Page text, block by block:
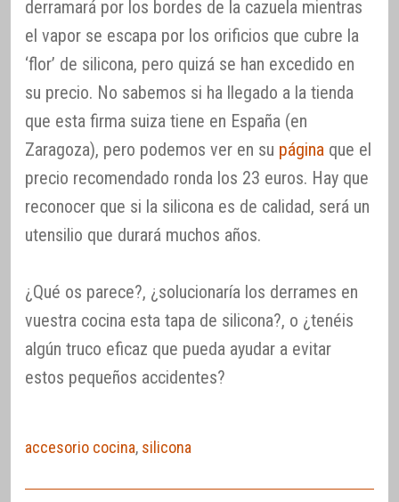
derramará por los bordes de la cazuela mientras
el vapor se escapa por los orificios que cubre la
‘flor’ de silicona, pero quizá se han excedido en
su precio. No sabemos si ha llegado a la tienda
que esta firma suiza tiene en España (en
Zaragoza), pero podemos ver en su página que el
precio recomendado ronda los 23 euros. Hay que
reconocer que si la silicona es de calidad, será un
utensilio que durará muchos años.
¿Qué os parece?, ¿solucionaría los derrames en
vuestra cocina esta tapa de silicona?, o ¿tenéis
algún truco eficaz que pueda ayudar a evitar
estos pequeños accidentes?
accesorio cocina, silicona